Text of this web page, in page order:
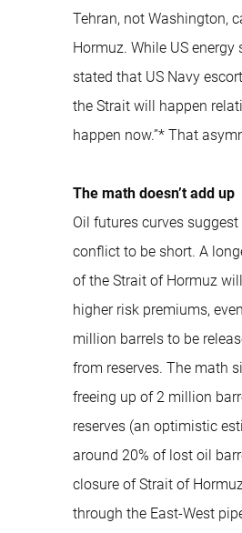
Tehran, not Washington,
Hormuz. While US energy
stated that US Navy
the Strait will happen
happen now.”* That
The math doesn’t add up
Oil futures curves
conflict to be short. A
of the Strait of Hormuz
higher risk premiums,
million barrels to be
from reserves. The math
freeing up of 2 million
reserves (an optimistic
around 20% of lost oil
closure of Strait of
through the East-West